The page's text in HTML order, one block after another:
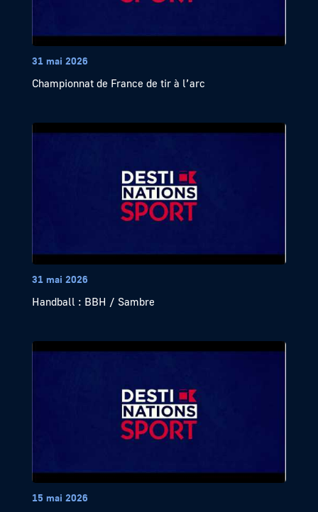
31 mai 2026
Championnat de France de tir à l’arc
31 mai 2026
Handball : BBH / Sambre
15 mai 2026